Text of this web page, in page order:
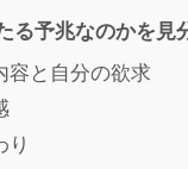
る予兆なのかを見
容と自分の欲求
り